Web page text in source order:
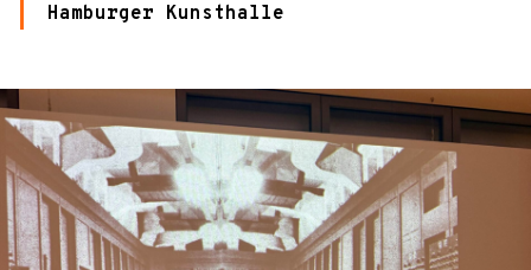
Hamburger Kunsthalle